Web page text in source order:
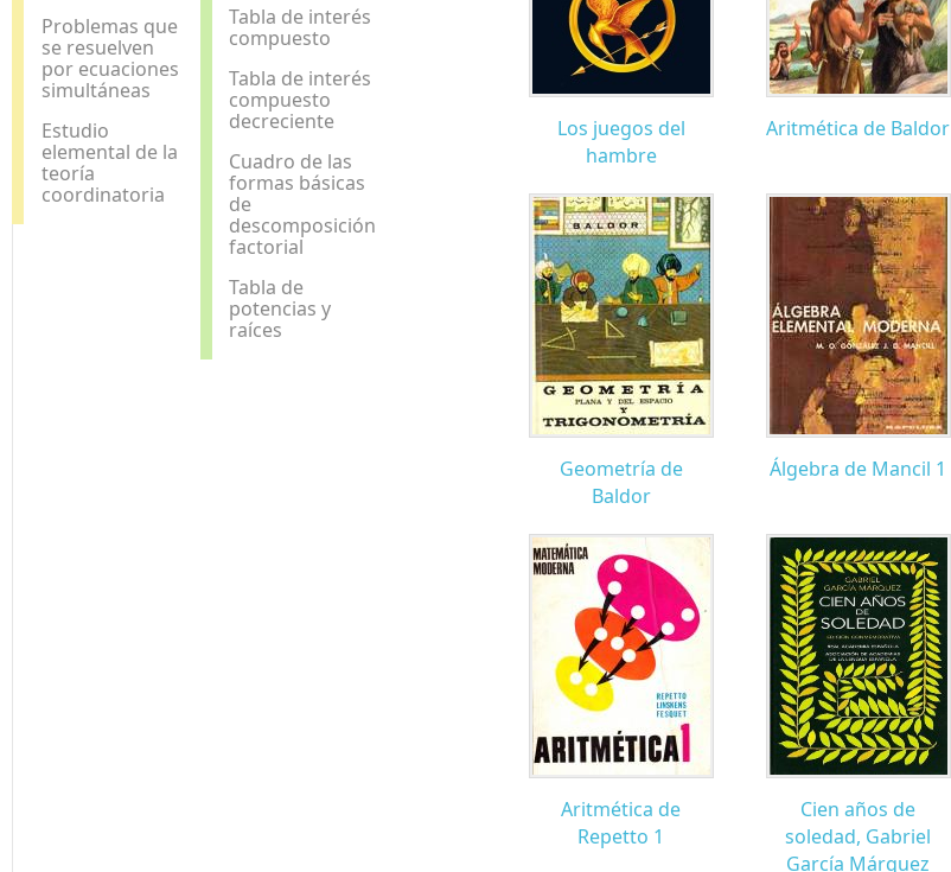
Problemas que
se resuelven
por ecuaciones
simultáneas
Estudio
elemental de la
teoría
coordinatoria
Tabla de interés
compuesto
Tabla de interés
compuesto
decreciente
Cuadro de las
formas básicas
de
descomposición
factorial
Tabla de
potencias y
raíces
Los juegos del
hambre
Aritmética de Baldor
Geometría de
Baldor
Álgebra de Mancil 1
Aritmética de
Repetto 1
Cien años de
soledad, Gabriel
García Márquez